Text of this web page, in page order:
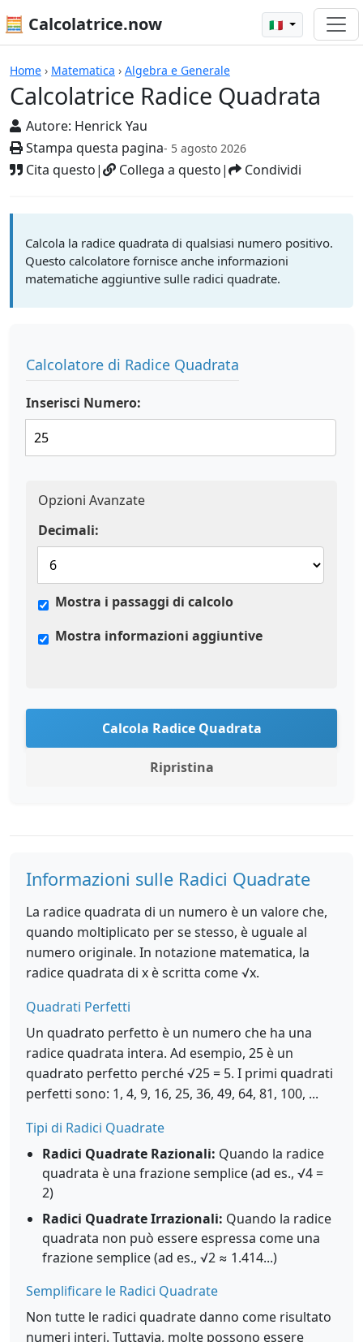
🧮 Calcolatrice.now 🇮🇹
Home › Matematica › Algebra e Generale
Calcolatrice Radice Quadrata
Autore: Henrick Yau
Stampa questa pagina- 5 agosto 2026
Cita questo| Collega a questo| Condividi
Calcolatrici
Calcola la radice quadrata di qualsiasi numero positivo.
Questo calcolatore fornisce anche informazioni
matematiche aggiuntive sulle radici quadrate.
Calcolatore di Radice Quadrata
Inserisci Numero:
Opzioni Avanzate
Decimali:
Mostra i passaggi di calcolo
Mostra informazioni aggiuntive
Calcola Radice Quadrata
Ripristina
Informazioni sulle Radici Quadrate
La radice quadrata di un numero è un valore che,
quando moltiplicato per se stesso, è uguale al
numero originale. In notazione matematica, la
radice quadrata di x è scritta come √x.
Quadrati Perfetti
Un quadrato perfetto è un numero che ha una
radice quadrata intera. Ad esempio, 25 è un
quadrato perfetto perché √25 = 5. I primi quadrati
perfetti sono: 1, 4, 9, 16, 25, 36, 49, 64, 81, 100, ...
Tipi di Radici Quadrate
Radici Quadrate Razionali: Quando la radice
quadrata è una frazione semplice (ad es., √4 =
2)
Radici Quadrate Irrazionali: Quando la radice
quadrata non può essere espressa come una
frazione semplice (ad es., √2 ≈ 1.414...)
Semplificare le Radici Quadrate
Non tutte le radici quadrate danno come risultato
numeri interi. Tuttavia, molte possono essere